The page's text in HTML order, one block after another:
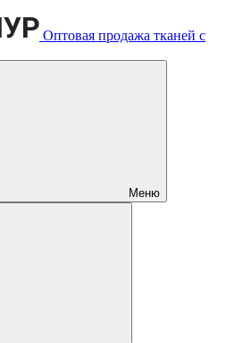
Оптовая продажа тканей с
Меню